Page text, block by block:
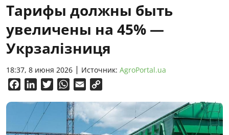
Тарифы должны быть
увеличены на 45% —
Укрзалізниця
18:37, 8 июня 2026 Источник: AgroPortal.ua
FacebookLinkedInTwitterWhatsApp
Email